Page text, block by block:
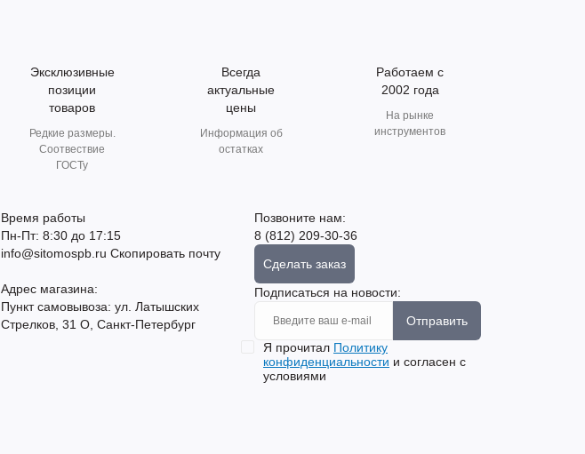
Эксклюзивные
позиции
товаров
Редкие размеры.
Соотвествие
ГОСТу
Всегда
актуальные
цены
Информация об
остатках
Работаем с
2002 года
На рынке
инструментов
Время работы
Пн-Пт: 8:30 до 17:15
info@sitomospb.ru Скопировать почту
Адрес магазина:
Пункт самовывоза: ул. Латышских
Стрелков, 31 О, Санкт-Петербург
Позвоните нам:
8 (812) 209-30-36
Сделать заказ
Подписаться на новости:
Отправить
Я прочитал Политику
конфиденциальности и согласен с
условиями